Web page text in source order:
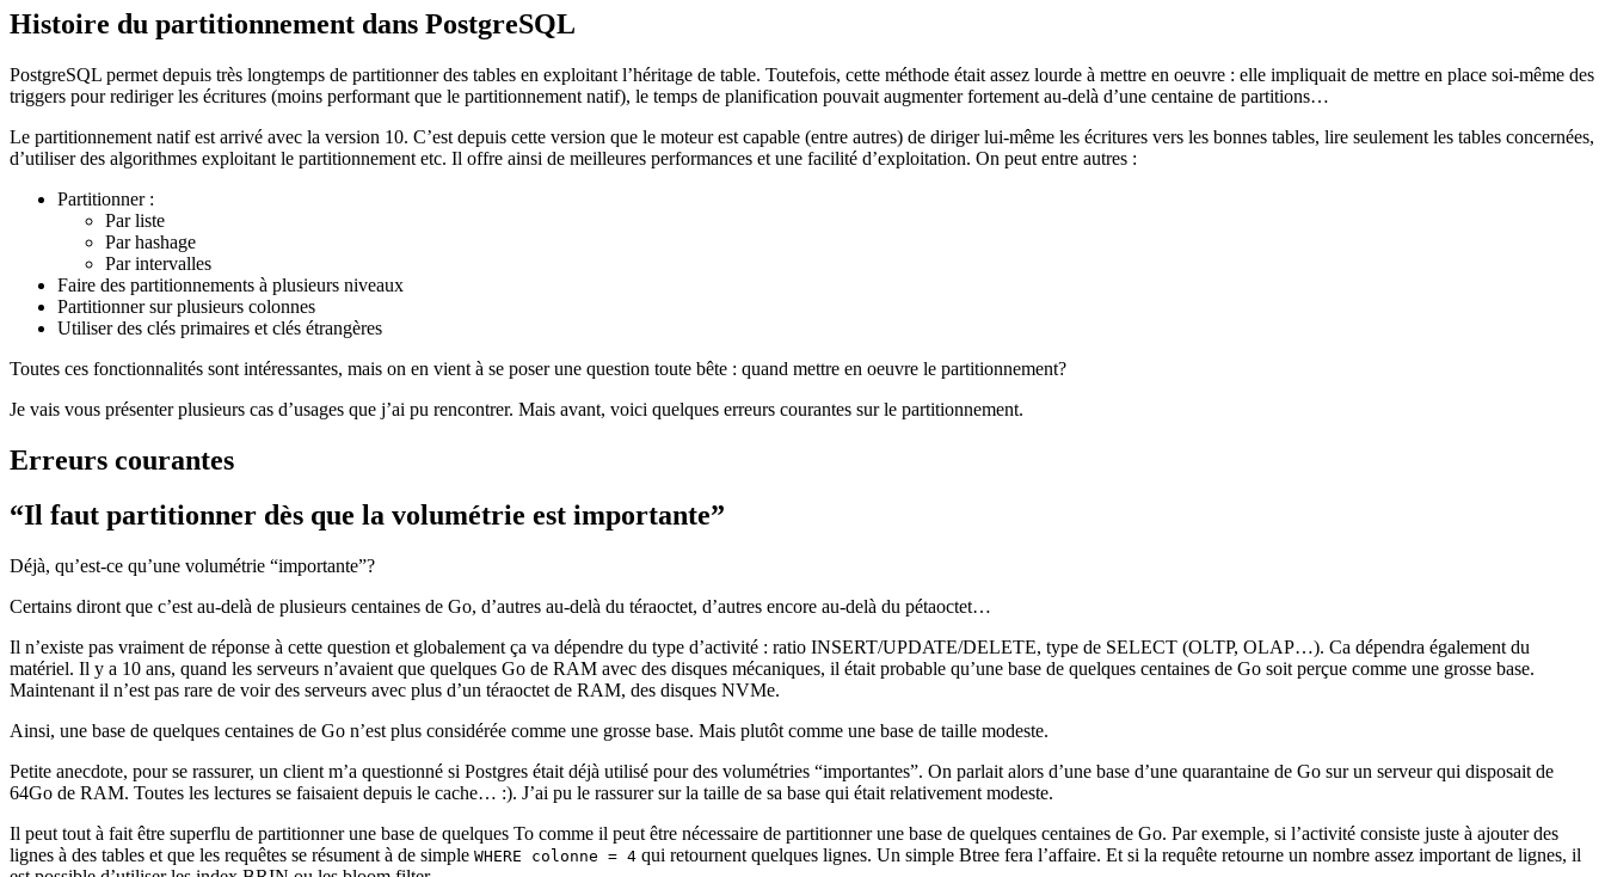
Histoire du partitionnement dans PostgreSQL
PostgreSQL permet depuis très longtemps de partitionner des tables en exploitant l’héritage de table. Toutefois, cette méthode était assez lourde à mettre en oeuvre : elle impliquait de mettre en place soi-même des
triggers pour rediriger les écritures (moins performant que le partitionnement natif), le temps de planification pouvait augmenter fortement au-delà d’une centaine de partitions…
Le partitionnement natif est arrivé avec la version 10. C’est depuis cette version que le moteur est capable (entre autres) de diriger lui-même les écritures vers les bonnes tables, lire seulement les tables concernées,
d’utiliser des algorithmes exploitant le partitionnement etc. Il offre ainsi de meilleures performances et une facilité d’exploitation. On peut entre autres :
Partitionner :
Par liste
Par hashage
Par intervalles
Faire des partitionnements à plusieurs niveaux
Partitionner sur plusieurs colonnes
Utiliser des clés primaires et clés étrangères
Toutes ces fonctionnalités sont intéressantes, mais on en vient à se poser une question toute bête : quand mettre en oeuvre le partitionnement?
Je vais vous présenter plusieurs cas d’usages que j’ai pu rencontrer. Mais avant, voici quelques erreurs courantes sur le partitionnement.
Erreurs courantes
“Il faut partitionner dès que la volumétrie est importante”
Déjà, qu’est-ce qu’une volumétrie “importante”?
Certains diront que c’est au-delà de plusieurs centaines de Go, d’autres au-delà du téraoctet, d’autres encore au-delà du pétaoctet…
Il n’existe pas vraiment de réponse à cette question et globalement ça va dépendre du type d’activité : ratio INSERT/UPDATE/DELETE, type de SELECT (OLTP, OLAP…). Ca dépendra également du
matériel. Il y a 10 ans, quand les serveurs n’avaient que quelques Go de RAM avec des disques mécaniques, il était probable qu’une base de quelques centaines de Go soit perçue comme une grosse base.
Maintenant il n’est pas rare de voir des serveurs avec plus d’un téraoctet de RAM, des disques NVMe.
Ainsi, une base de quelques centaines de Go n’est plus considérée comme une grosse base. Mais plutôt comme une base de taille modeste.
Petite anecdote, pour se rassurer, un client m’a questionné si Postgres était déjà utilisé pour des volumétries “importantes”. On parlait alors d’une base d’une quarantaine de Go sur un serveur qui disposait de
64Go de RAM. Toutes les lectures se faisaient depuis le cache… :). J’ai pu le rassurer sur la taille de sa base qui était relativement modeste.
Il peut tout à fait être superflu de partitionner une base de quelques To comme il peut être nécessaire de partitionner une base de quelques centaines de Go. Par exemple, si l’activité consiste juste à ajouter des
lignes à des tables et que les requêtes se résument à de simple WHERE colonne = 4 qui retournent quelques lignes. Un simple Btree fera l’affaire. Et si la requête retourne un nombre assez important de lignes, il